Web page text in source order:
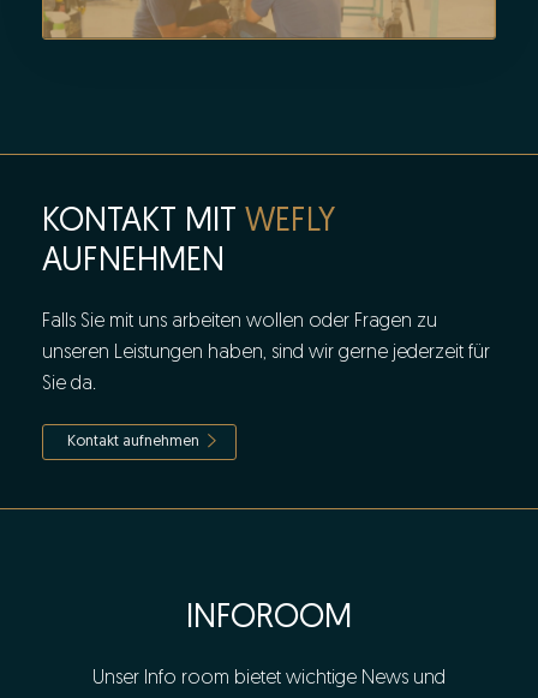
KONTAKT MIT WEFLY
AUFNEHMEN
Falls Sie mit uns arbeiten wollen oder Fragen zu
unseren Leistungen haben, sind wir gerne jederzeit für
Sie da.
Kontakt aufnehmen
INFOROOM
Unser Info room bietet wichtige News und